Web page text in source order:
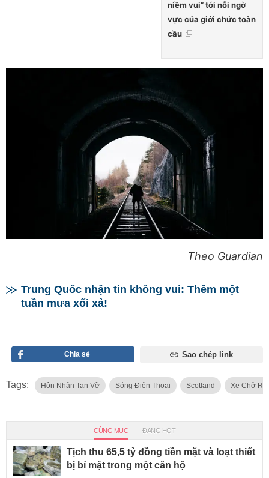
niềm vui” tới nỗi ngờ
vực của giới chức toàn
cầu
Theo Guardian
Trung Quốc nhận tin không vui: Thêm một
tuần mưa xối xả!
Chia sẻ Sao chép link
Tags: Hôn Nhân Tan Vỡ Sóng Điện Thoại Scotland Xe Chở
CÙNG MỤC ĐANG HOT
Tịch thu 65,5 tỷ đồng tiền mặt và loạt thiết
bị bí mật trong một căn hộ